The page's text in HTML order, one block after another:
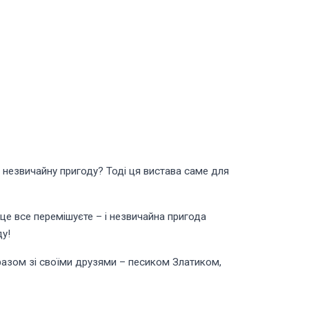
пригоду? Тоді ця вистава саме для
все перемішуєте – і незвичайна пригода
зі своїми друзями – песиком Златиком,